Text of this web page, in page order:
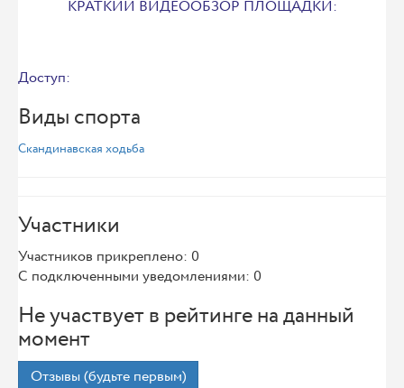
КРАТКИЙ ВИДЕООБЗОР ПЛОЩАДКИ:
Доступ:
Виды спорта
Скандинавская ходьба
Участники
Участников прикреплено: 0
С подключенными уведомлениями: 0
Не участвует в рейтинге на данный
момент
Отзывы (будьте первым)